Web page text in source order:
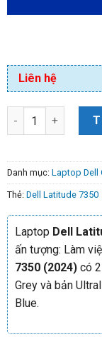
Liên hệ
Danh mục: Laptop Dell
Thẻ: Dell Latitude 7350
Laptop Dell
ấn tượng: Làm
7350 (2024) có
Grey và bản
Blue.